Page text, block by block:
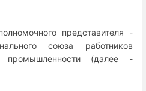
представителя -
союза работников
промышленности (далее -